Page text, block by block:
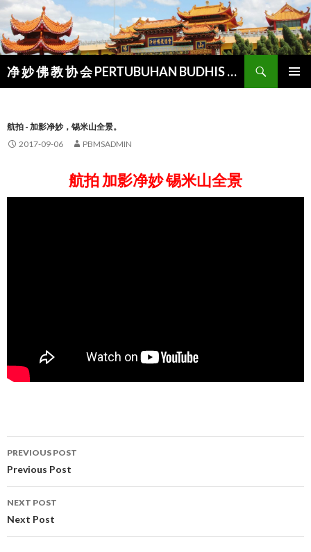
净 妙 佛 教 协 会 PERTUBUHAN BUDHIS MANJU-SUDDHI
航拍 - 加影净妙，锡米山全景。
2017-09-06
PBMSADMIN
航拍 加影净妙 锡米山全景
Post
navigation
PREVIOUS POST
Previous Post
NEXT POST
Next Post